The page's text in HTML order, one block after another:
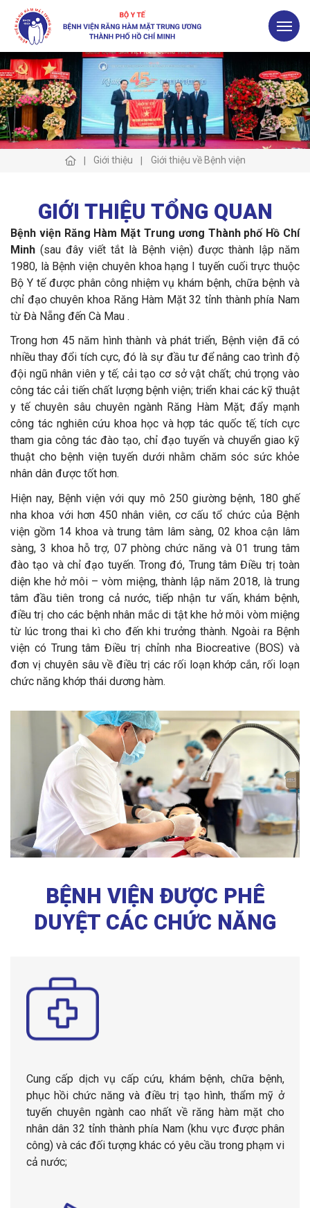
Giới thiệu Giới thiệu về Bệnh viện
GIỚI THIỆU TỔNG QUAN
Bệnh viện Răng Hàm Mặt Trung ương Thành phố Hồ Chí
Minh (sau đây viết tắt là Bệnh viện) được thành lập năm
1980, là Bệnh viện chuyên khoa hạng I tuyến cuối trực thuộc
Bộ Y tế được phân công nhiệm vụ khám bệnh, chữa bệnh và
chỉ đạo chuyên khoa Răng Hàm Mặt 32 tỉnh thành phía Nam
từ Đà Nẵng đến Cà Mau .
Trong hơn 45 năm hình thành và phát triển, Bệnh viện đã có
nhiều thay đổi tích cực, đó là sự đầu tư để nâng cao trình độ
đội ngũ nhân viên y tế; cải tạo cơ sở vật chất; chú trọng vào
công tác cải tiến chất lượng bệnh viện; triển khai các kỹ thuật
y tế chuyên sâu chuyên ngành Răng Hàm Mặt; đẩy mạnh
công tác nghiên cứu khoa học và hợp tác quốc tế; tích cực
tham gia công tác đào tạo, chỉ đạo tuyến và chuyển giao kỹ
thuật cho bệnh viện tuyến dưới nhằm chăm sóc sức khỏe
nhân dân được tốt hơn.
Hiện nay, Bệnh viện với quy mô 250 giường bệnh, 180 ghế
nha khoa với hơn 450 nhân viên, cơ cấu tổ chức của Bệnh
viện gồm 14 khoa và trung tâm lâm sàng, 02 khoa cận lâm
sàng, 3 khoa hỗ trợ, 07 phòng chức năng và 01 trung tâm
đào tạo và chỉ đạo tuyến. Trong đó, Trung tâm Điều trị toàn
diện khe hở môi – vòm miệng, thành lập năm 2018, là trung
tâm đầu tiên trong cả nước, tiếp nhận tư vấn, khám bệnh,
điều trị cho các bệnh nhân mắc di tật khe hở môi vòm miệng
từ lúc trong thai kì cho đến khi trưởng thành. Ngoài ra Bệnh
viện có Trung tâm Điều trị chỉnh nha Biocreative (BOS) và
đơn vị chuyên sâu về điều trị các rối loạn khớp cắn, rối loạn
chức năng khớp thái dương hàm.
BỆNH VIỆN ĐƯỢC PHÊ
DUYỆT CÁC CHỨC NĂNG
Cung cấp dịch vụ cấp cứu, khám bệnh, chữa bệnh,
phục hồi chức năng và điều trị tạo hình, thẩm mỹ ở
tuyến chuyên ngành cao nhất về răng hàm mặt cho
nhân dân 32 tỉnh thành phía Nam (khu vực được phân
công) và các đối tượng khác có yêu cầu trong phạm vi
cả nước;